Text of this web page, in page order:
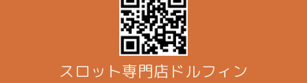
スロット専門店ドルフィン